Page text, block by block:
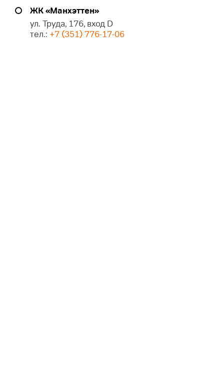
ЖК «Манхэттен»
ул. Труда, 176, вход D
тел.: +7 (351) 776-17-06